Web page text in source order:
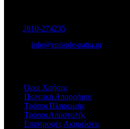
2610-274235
info@episode-patra.gr
Όροι Χρήσης
Πολιτική Απορρήτου
Τρόποι Πληρωμής
Τρόποι Αποστολής
Επιστροφές Ακυρώσεις